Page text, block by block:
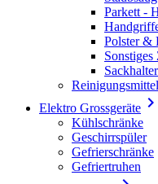
Parkett -
Polster &
Reinigungsmittel
Elektro Grossgeräte 
Kühlschränke
Geschirrspüler
Gefrierschränke
Gefriertruhen